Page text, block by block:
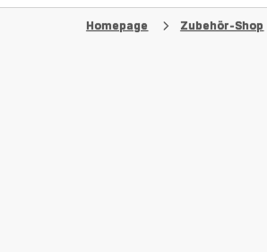
Homepage Zubehör-Shop